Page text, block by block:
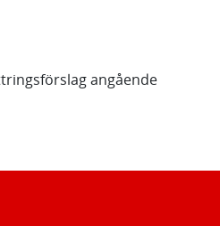
angående